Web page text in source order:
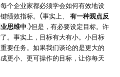
个企业家都必须学会如何有效地设
绩效指标。(事实上、 有一种观点反
思维中.)但是，有必要设定目标。许
。事实上，目标有大有小。小目标
要任务。如果我们谈论的是更大的
更小、更可操作的目标，让你每天